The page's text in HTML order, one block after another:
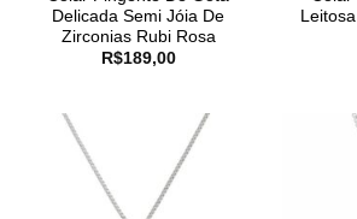
Delicada Semi Jóia De
Zirconias Rubi Rosa
R$189,00